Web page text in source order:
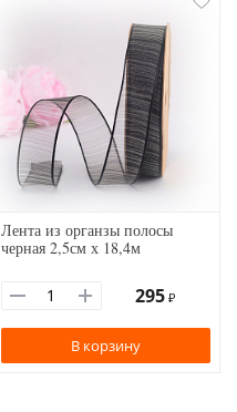
Лента из органзы полосы
черная 2,5см х 18,4м
295 ₽
В корзину